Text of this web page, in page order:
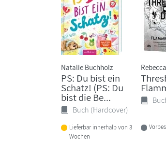
Natalie Buchholz
PS: Du bist ein
Schatz! (PS: Du
bist die Be...
Buch (Hardcover)
Lieferbar innerhalb von 3
Wochen